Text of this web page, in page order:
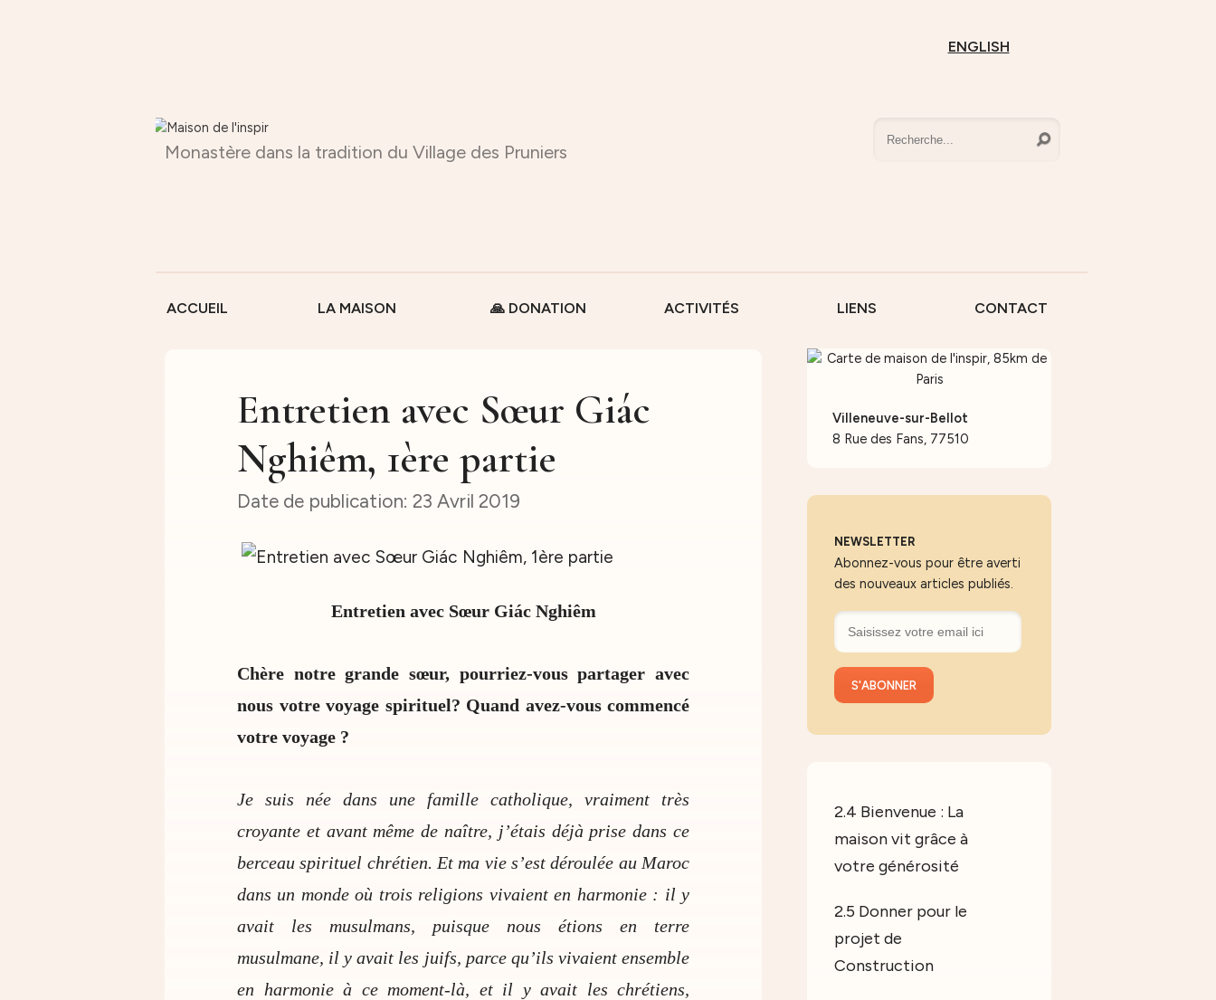
ENGLISH
Monastère dans la tradition du Village des Pruniers
ACCUEIL LA MAISON 🙏 DONATION ACTIVITÉS LIENS CONTACT
Entretien avec Sœur Giác
Nghiêm, 1ère partie
23 Avril 2019
Entretien avec Sœur Giác Nghiêm
Chère notre grande sœur, pourriez-vous partager avec
nous votre voyage spirituel? Quand avez-vous commencé
votre voyage ?
Je suis née dans une famille catholique, vraiment très
croyante et avant même de naître, j’étais déjà prise dans ce
berceau spirituel chrétien. Et ma vie s’est déroulée au Maroc
dans un monde où trois religions vivaient en harmonie : il y
avait les musulmans, puisque nous étions en terre
musulmane, il y avait les juifs, parce qu’ils vivaient ensemble
en harmonie à ce moment-là, et il y avait les chrétiens,
Villeneuve-sur-Bellot
8 Rue des Fans, 77510
NEWSLETTER
Abonnez-vous pour être averti
des nouveaux articles publiés.
2.4 Bienvenue : La
maison vit grâce à
votre générosité
2.5 Donner pour le
projet de
Construction